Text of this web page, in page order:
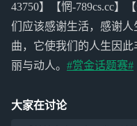
43750】【惘-789cs.cc】
们应该感谢生活，感谢
曲，它使我们的人生因
丽与动人。 #赏金话题赛#
大家在讨论